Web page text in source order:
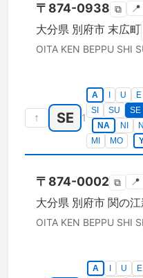
〒 874-0938 ⧉ 📍
大分県 別府市 末広町
OITA KEN BEPPU SHI
↑ SE 1
A U E
SI
SU SE
NA
NI
MI
MO
〒 874-0002 ⧉ 📍
大分県 別府市 関の
OITA KEN BEPPU SHI
A U E